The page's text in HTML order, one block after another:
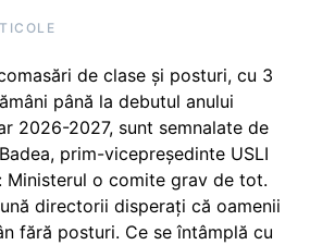
de clase și posturi, cu 3
până la debutul anului
2026-2027, sunt semnalate de
prim-vicepreședinte USLI
Ministerul o comite grav de tot.
directorii disperați că oamenii
fără posturi. Ce se întâmplă cu